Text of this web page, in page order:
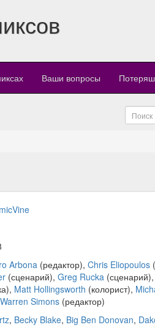
Ваши вопросы
Arbona(редактор), Chris Eliopoulos
(сценарий), Greg Rucka(сценарий),
Matt Hollingsworth (колорист),
Warren Simons(редактор)
, Becky Blake, Big Ben Donovan,